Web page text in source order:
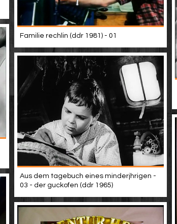
Familie rechlin (ddr 1981) - 01
Aus dem tagebuch eines minderjhrigen -
03 - der guckofen (ddr 1965)